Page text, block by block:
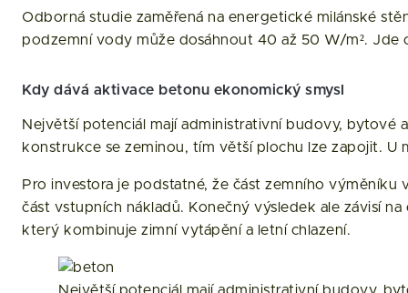
Odborná studie zaměřená na energetické milánské
podzemní vody může dosáhnout 40 až 50 W/m².
Kdy dává aktivace betonu ekonomický smysl
Největší potenciál mají administrativní budovy, bytové
konstrukce se zeminou, tím větší plochu lze zapojit.
Pro investora je podstatné, že část zemního
část vstupních nákladů. Konečný výsledek ale závisí
který kombinuje zimní vytápění a letní chlazení.